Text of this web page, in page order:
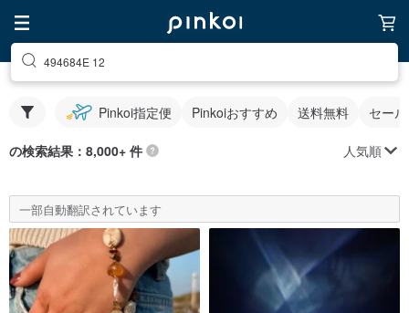
494684E 12
Pinkoi指定便 Pinkoiおすすめ 送料無料 セー
の検索結果：8,000+ 件 人気順
一部自動翻訳されています